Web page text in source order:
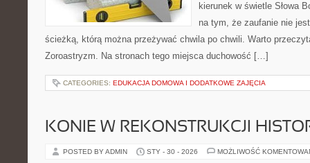
kierunek w świetle Słowa
na tym, że zaufanie nie
ścieżką, którą można przeżywać chwila po chwili. Warto
Zoroastryzm. Na stronach tego miejsca duchowość […]
CATEGORIES: EDUKACJA DOMOWA I DODATKOWE ZAJĘCIA
KONIE W REKONSTRUKCJI
POSTED BY ADMIN STY - 30 - 2026 MOŻLIWOŚĆ